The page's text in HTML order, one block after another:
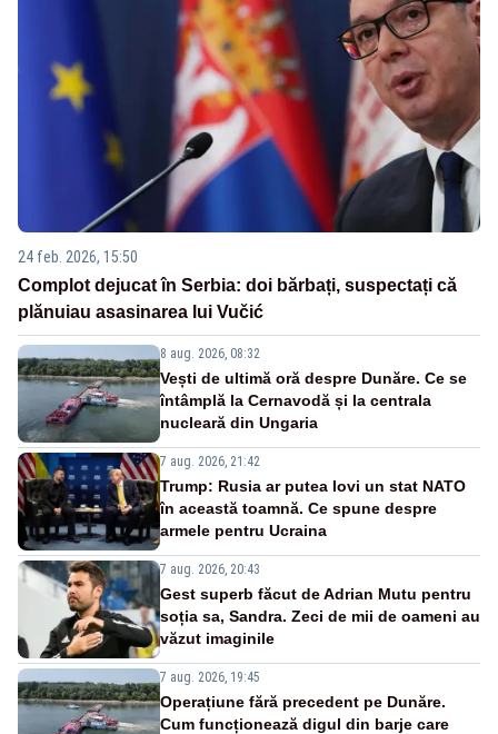
24 feb. 2026, 15:50
Complot dejucat în Serbia: doi bărbați, suspectați că
plănuiau asasinarea lui Vučić
8 aug. 2026, 08:32
Vești de ultimă oră despre Dunăre. Ce se
întâmplă la Cernavodă și la centrala
nucleară din Ungaria
7 aug. 2026, 21:42
Trump: Rusia ar putea lovi un stat NATO
în această toamnă. Ce spune despre
armele pentru Ucraina
7 aug. 2026, 20:43
Gest superb făcut de Adrian Mutu pentru
soția sa, Sandra. Zeci de mii de oameni au
văzut imaginile
7 aug. 2026, 19:45
Operațiune fără precedent pe Dunăre.
Cum funcționează digul din barje care